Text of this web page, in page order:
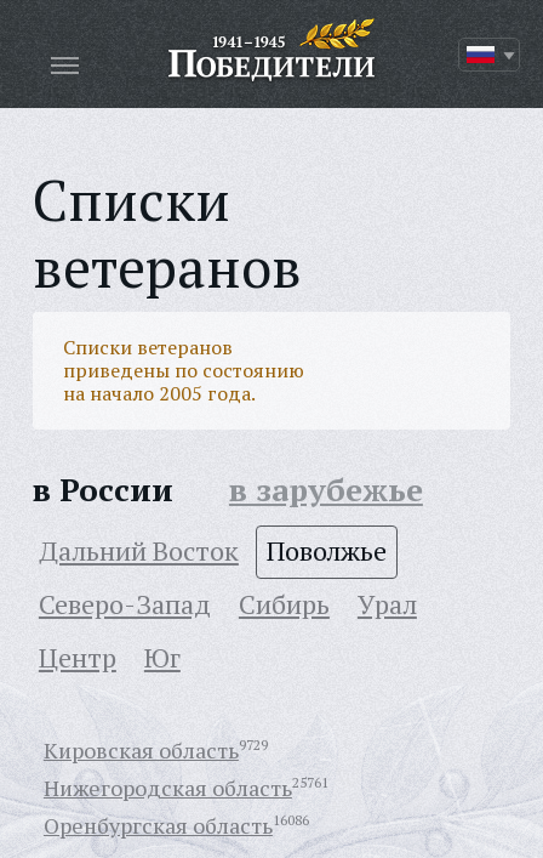
Списки
ветеранов
Списки ветеранов
приведены по состоянию
на начало 2005 года.
в России в зарубежье
Дальний Восток
Поволжье
Северо-Запад
Сибирь
Урал
Центр
Юг
Кировская область9729
Нижегородская область25761
Оренбургская область16086